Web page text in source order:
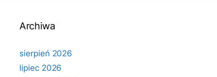
Archiwa
sierpień 2026
lipiec 2026